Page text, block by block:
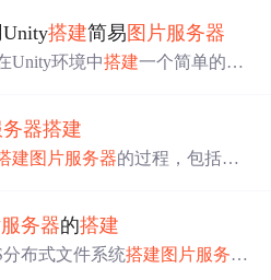
维护升级，同时阐述了图片服
搭建简易图片服务器
Unity环境中搭建一个简单的图
务器搭建
建图片服务器的过程，包括Ngi
务器的用户设置、端口开放等
高并发下的图片访问问题。
服务器的搭建
分布式文件系统搭建图片服务器